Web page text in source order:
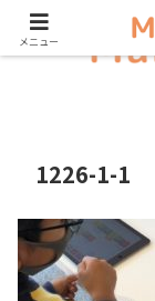
1226-1-1
メニュー